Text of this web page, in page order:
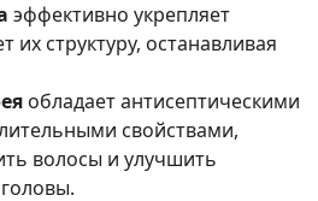
эффективно укрепляет
их структуру, останавливая
обладает антисептическими
свойствами,
волосы и улучшить